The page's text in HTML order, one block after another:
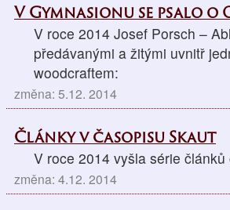
V Gymnasionu se psalo
V roce 2014 Josef Porsch –
předávanými a žitými uvnitř
woodcraftem:
změna: 5.12. 2014
Články v časopisu Skaut
V roce 2014 vyšla série
změna: 4.12. 2014